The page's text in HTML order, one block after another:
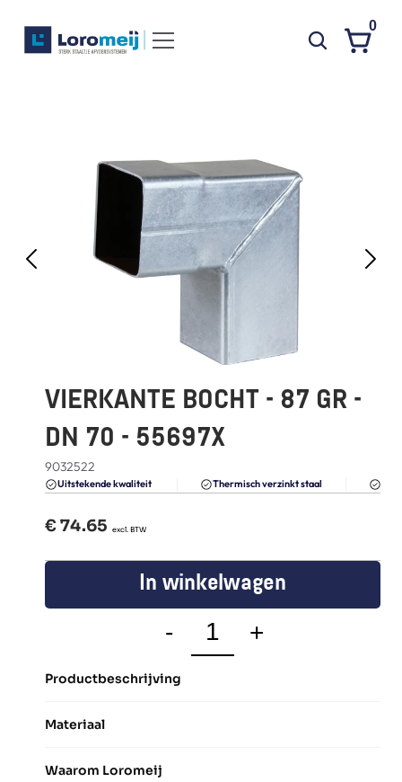
Projecten
Poedercoaten
Contact
FAQ
Blogs
0
VIERKANTE BOCHT - 87 GR -
DN 70 - 55697X
9032522
Uitstekende kwaliteit Thermisch verzinkt staal
€ 74.65
  excl. BTW
In winkelwagen
- +
Productbeschrijving
Materiaal
Waarom Loromeij